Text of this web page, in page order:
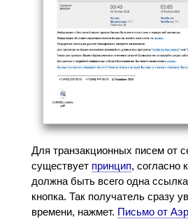
Для транзакционных писем от
существует принцип, согласно
должна быть всего одна
кнопка. Так получатель сразу
времени, нажмет. Письмо от